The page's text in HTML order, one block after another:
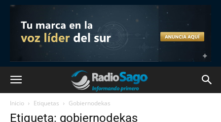
Inicio Etiquetas Gobiernodekas
Etiqueta: gobiernodekas